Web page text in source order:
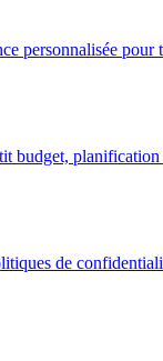
personnalisée pour
budget,
de